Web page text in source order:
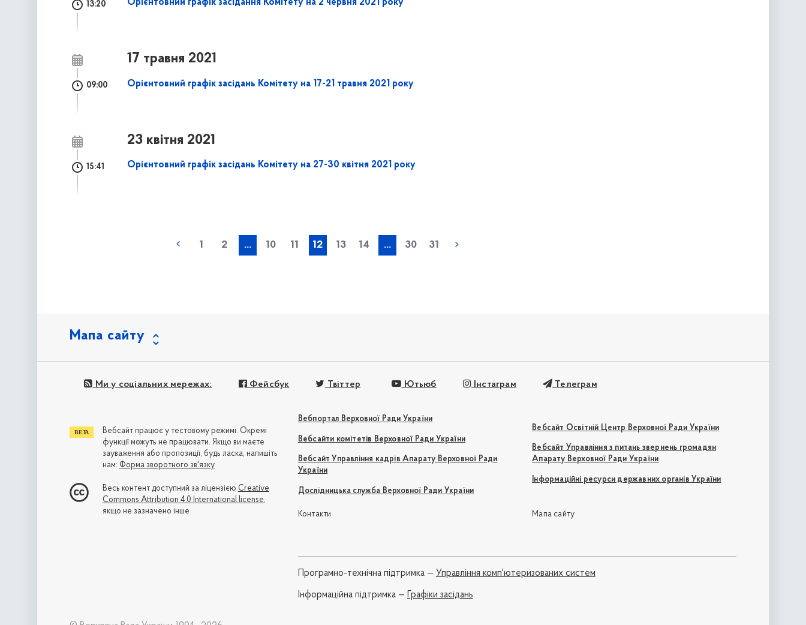
13:20 Орієнтовний графік засідання Комітету на 2 червня 2021 року
17 травня 2021
09:00 Орієнтовний графік засідань Комітету на 17-21 травня 2021 року
23 квітня 2021
15:41 Орієнтовний графік засідань Комітету на 27-30 квітня 2021 року
« попередня
1 2 ... 10 11 12 13 14 ... 30 31
наступна »
Мапа сайту
Ми у соціальних мережах: Фейсбук Твіттер Ютьюб Інстаграм Телеграм
Вебпортал Верховної Ради України
Вебсайти комітетів Верховної Ради України
Вебсайт Управління кадрів Апарату Верховної Ради
України
Дослідницька служба Верховної Ради України
Вебсайт Освітній Центр Верховної Ради України
Вебсайт Управління з питань звернень громадян
Апарату Верховної Ради України
Інформаційні ресурси державних органів України
Контакти Мапа сайту
Програмно-технічна підтримка — Управління комп'ютеризованих систем
Iнформаційна підтримка — Графіки засідань
Вебсайт працює у тестовому режимі. Окремі
функції можуть не працювати. Якщо ви маєте
зауваження або пропозиції, будь ласка, напишіть
нам: Форма зворотного зв'язку
Весь контент доступний за ліцензією Creative
Commons Attribution 4.0 International license,
якщо не зазначено інше